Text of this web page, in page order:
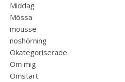
Middag
Mössa
mousse
noshörning
Okategoriserade
Om mig
Omstart